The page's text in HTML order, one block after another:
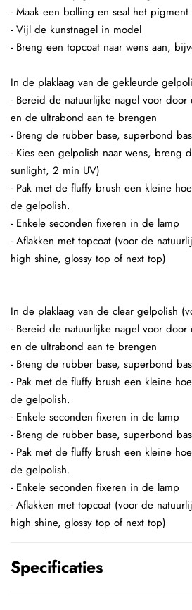
- Maak een bolling en seal het
- Vijl de kunstnagel in model
- Breng een topcoat naar wens aan,
In de plaklaag van de gekleurde
- Bereid de natuurlijke nagel voor
en de ultrabond aan te brengen
- Breng de rubber base, superbond
- Kies een gelpolish naar wens, breng
sunlight, 2 min UV)
- Pak met de fluffy brush een kleine
de gelpolish.
- Enkele seconden fixeren in de lamp
- Aflakken met topcoat (voor de
high shine, glossy top of next top)
In de plaklaag van de clear gelpolish
- Bereid de natuurlijke nagel voor
en de ultrabond aan te brengen
- Breng de rubber base, superbond
- Pak met de fluffy brush een kleine
de gelpolish.
- Enkele seconden fixeren in de lamp
- Breng de rubber base, superbond
- Pak met de fluffy brush een kleine
de gelpolish.
- Enkele seconden fixeren in de lamp
- Aflakken met topcoat (voor de
high shine, glossy top of next top)
Specificaties